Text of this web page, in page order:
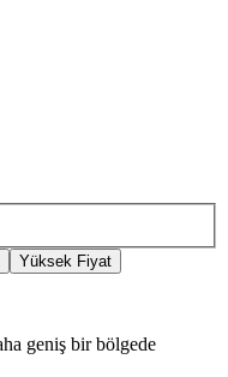
Yüksek Fiyat
geniş bir bölgede